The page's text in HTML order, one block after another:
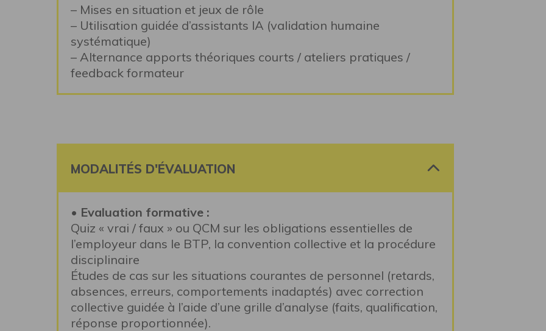
– Mises en situation et jeux de rôle
– Utilisation guidée d’assistants IA (validation humaine
systématique)
– Alternance apports théoriques courts / ateliers pratiques /
feedback formateur
MODALITÉS D'ÉVALUATION
• Evaluation formative :
Quiz « vrai / faux » ou QCM sur les obligations essentielles de
l’employeur dans le BTP, la convention collective et la procédure
disciplinaire
Études de cas sur les situations courantes de personnel (retards,
absences, erreurs, comportements inadaptés) avec correction
collective guidée à l’aide d’une grille d’analyse (faits, qualification,
réponse proportionnée).